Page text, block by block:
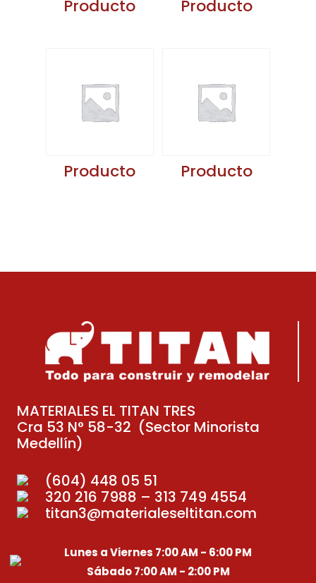
Producto Producto
Producto Producto
MATERIALES EL TITAN TRES
Cra 53 N° 58-32 (Sector Minorista
Medellín)
(604) 448 05 51
320 216 7988 – 313 749 4554
titan3@materialeseltitan.com
Lunes a Viernes 7:00 AM - 6:00 PM
Sábado 7:00 AM - 2:00 PM